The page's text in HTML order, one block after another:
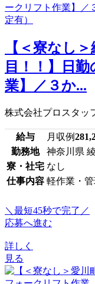
【＜寮なし
目！！】日
業】／３か...
株式会社プロスタッ
給与 月収例
勤務地
神奈川県
寮・社宅 なし
仕事内容 軽作業・
＼最短45秒で完了／
応募へ進む
詳しく
見る